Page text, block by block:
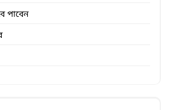
পাবেন